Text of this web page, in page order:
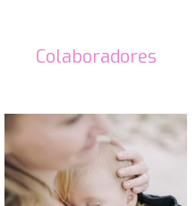
Colaboradores